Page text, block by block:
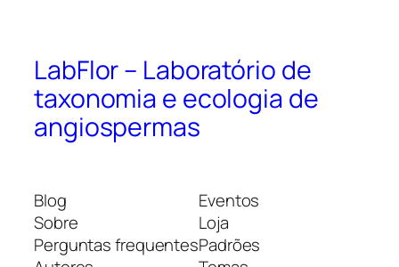
LabFlor – Laboratório de
taxonomia e ecologia de
angiospermas
Blog
Sobre
Perguntas frequentes
Eventos
Loja
Padrões